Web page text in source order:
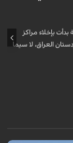
بإخلاء مراكز
العراق، لا سيما